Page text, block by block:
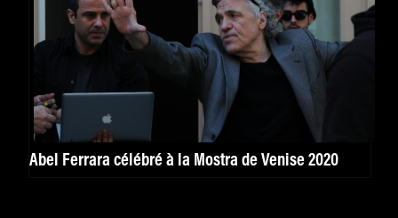
Abel Ferrara célébré à la Mostra de Venise 2020